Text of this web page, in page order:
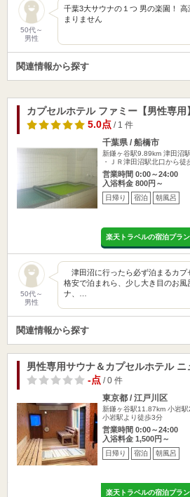
50代～
男性
千葉3大サウナの１つ 男の楽園！
まりません
関連情報から探す
カプセルホテル ファミー【男性専用】
5.0点/ 1 件
千葉県 / 船橋市
新鎌ヶ谷駅9.89km 津田沼
・ＪＲ津田沼駅北口から徒
営業時間 0:00～24:00
入浴料金 800円～
日帰り 宿泊 朝風呂
楽天トラベルの宿泊プラ
50代～
男性
津田沼に行ったら必ず泊まるカ
格安で泊まれら、少し大き目のお
ナ、…
関連情報から探す
男性専用サウナ＆カプセルホテル ニ
-点/ 0 件
東京都 / 江戸川区
新鎌ヶ谷駅11.87km 小岩
小岩駅より徒歩3分
営業時間 0:00～24:00
入浴料金 1,500円～
日帰り 宿泊 朝風呂
楽天トラベルの宿泊プラ